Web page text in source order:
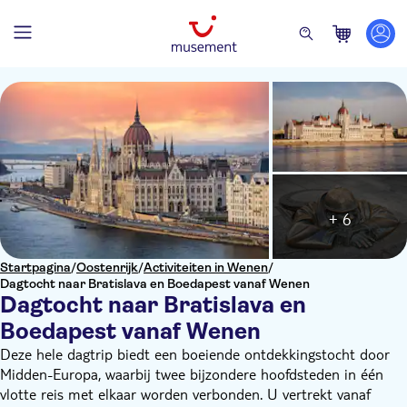
Startpagina/Oostenrijk/Activiteiten in Wenen/
Dagtocht naar Bratislava en Boedapest vanaf Wenen
Dagtocht naar Bratislava en
Boedapest vanaf Wenen
+ 6
Deze hele dagtrip biedt een boeiende ontdekkingstocht door
Midden-Europa, waarbij twee bijzondere hoofdsteden in één
vlotte reis met elkaar worden verbonden. U vertrekt vanaf